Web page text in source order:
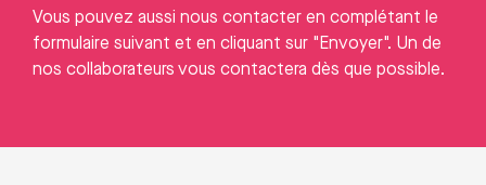
Vous pouvez aussi nous contacter en complétant le
formulaire suivant et en cliquant sur "Envoyer". Un de
nos collaborateurs vous contactera dès que possible.